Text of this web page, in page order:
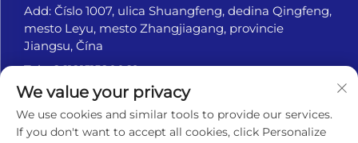
Add: Číslo 1007, ulica Shuangfeng, dedina Qingfeng,
mesto Leyu, mesto Zhangjiagang, provincie
Jiangsu, Čína
Tel.:+8618151580069
E-mail: [email protected]
We value your privacy
We use cookies and similar tools to provide our services.
If you don't want to accept all cookies, click Personalize